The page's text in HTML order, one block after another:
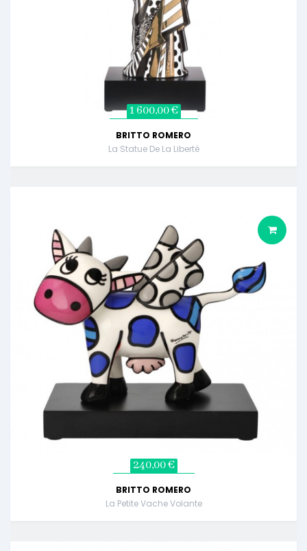
1 600,00 €
BRITTO ROMERO
La Statue De La Liberté
240,00 €
BRITTO ROMERO
La Petite Vache Volante